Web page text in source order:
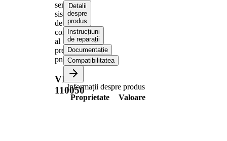
senzor,
sistem
de
control
al
presiunii
pneuri
VKRA
110050
Detalii
despre
produs
Instrucțiuni
de reparații
Documentație
Compatibilitatea
Informații despre produs
Proprietate
Valoare